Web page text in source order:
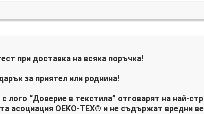
при доставка на всяка поръчка!
за приятел или роднина!
лого “Доверие в текстила” отговарят на най-
асоциация OEKO-TEX® и не съдържат вредни